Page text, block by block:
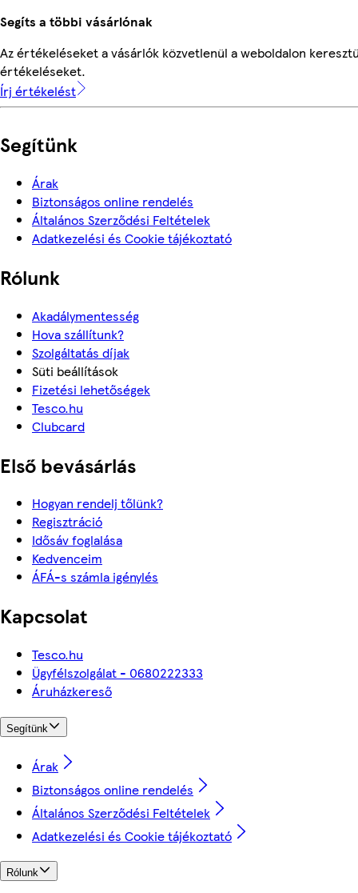
Segíts a többi vásárlónak
Az értékeléseket a vásárlók közvetlenül a weboldalon
értékeléseket.
Írj értékelést
Segítünk
Árak
Biztonságos online rendelés
Általános Szerződési Feltételek
Adatkezelési és Cookie tájékoztató
Rólunk
Akadálymentesség
Hova szállítunk?
Szolgáltatás díjak
Süti beállítások
Fizetési lehetőségek
Tesco.hu
Clubcard
Első bevásárlás
Hogyan rendelj tőlünk?
Regisztráció
Idősáv foglalása
Kedvenceim
ÁFÁ-s számla igénylés
Kapcsolat
Tesco.hu
Ügyfélszolgálat - 0680222333
Áruházkereső
Segítünk
Árak
Biztonságos online rendelés
Általános Szerződési Feltételek
Adatkezelési és Cookie tájékoztató
Rólunk